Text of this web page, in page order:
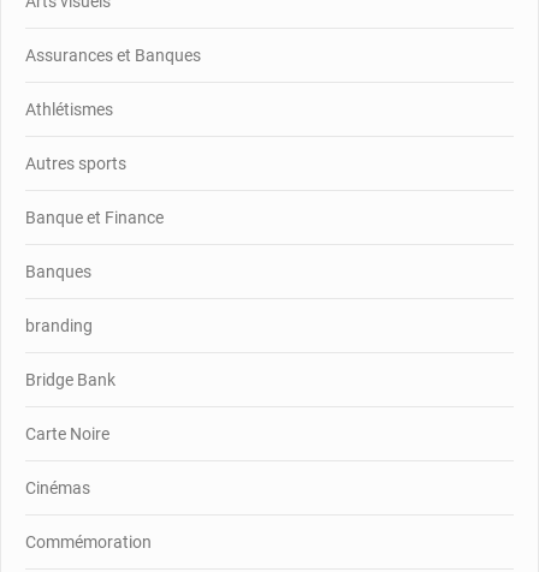
Assurances et Banques
Athlétismes
Autres sports
Banque et Finance
Banques
branding
Bridge Bank
Carte Noire
Cinémas
Commémoration